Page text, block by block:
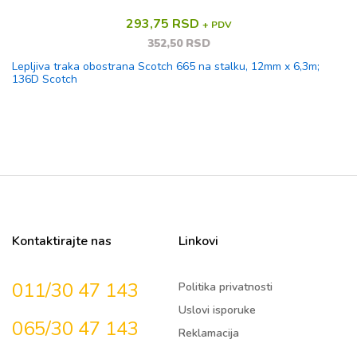
293,75 RSD + PDV
352,50 RSD
Lepljiva traka obostrana Scotch 665 na stalku, 12mm x 6,3m;
136D Scotch
Kontaktirajte nas
011/30 47 143
065/30 47 143
Linkovi
Politika privatnosti
Uslovi isporuke
Reklamacija